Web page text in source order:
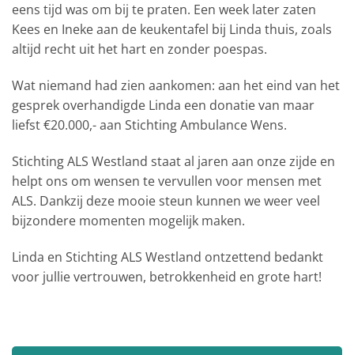
eens tijd was om bij te praten. Een week later zaten
Kees en Ineke aan de keukentafel bij Linda thuis, zoals
altijd recht uit het hart en zonder poespas.
Wat niemand had zien aankomen: aan het eind van het
gesprek overhandigde Linda een donatie van maar
liefst €20.000,- aan Stichting Ambulance Wens.
Stichting ALS Westland staat al jaren aan onze zijde en
helpt ons om wensen te vervullen voor mensen met
ALS. Dankzij deze mooie steun kunnen we weer veel
bijzondere momenten mogelijk maken.
Linda en Stichting ALS Westland ontzettend bedankt
voor jullie vertrouwen, betrokkenheid en grote hart!